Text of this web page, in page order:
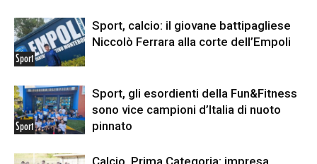
Sport
Sport, calcio: il giovane battipagliese
Niccolò Ferrara alla corte dell’Empoli
Sport
Sport, gli esordienti della Fun&Fitness
sono vice campioni d’Italia di nuoto
pinnato
Calcio, Prima Categoria: impresa